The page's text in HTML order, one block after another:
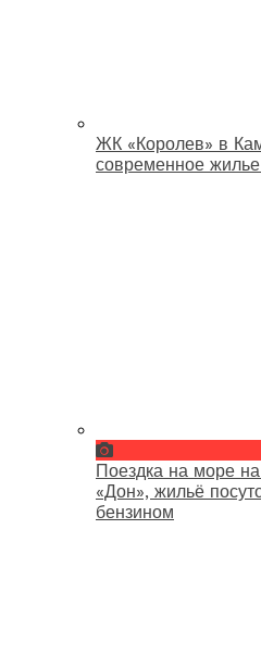
ЖК «Королев» в
современное
Поездка на море
«Дон», жильё
бензином